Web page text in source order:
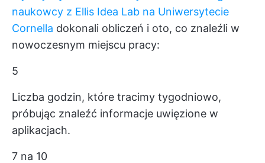
naukowcy z Ellis Idea Lab na Uniwersytecie
Cornella dokonali obliczeń i oto, co znaleźli w
nowoczesnym miejscu pracy:
5
Liczba godzin, które tracimy tygodniowo,
próbując znaleźć informacje uwięzione w
aplikacjach.
7 na 10